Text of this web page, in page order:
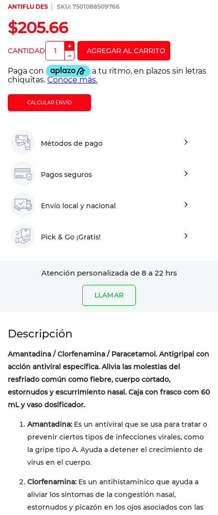
ANTIFLU DES :7501088509766
$205.66
＋
－
CALCULAR ENVÍO
Métodos de pago
Pagos seguros
Envío local y nacional
Pick & Go ¡Gratis!
Atención personalizada de 8 a 22 hrs
LLAMAR
Amantadina / Clorfenamina / Paracetamol. Antigripal con
acción antiviral específica. Alivia las molestias del
resfriado común como fiebre, cuerpo cortado,
estornudos y escurrimiento nasal. Caja con frasco com 60
mL y vaso dosificador.
Amantadina: Es un antiviral que se usa para tratar o
prevenir ciertos tipos de infecciones virales, como
la gripe tipo A. Ayuda a detener el crecimiento de
virus en el cuerpo.
Clorfenamina: Es un antihistamínico que ayuda a
aliviar los síntomas de la congestión nasal,
estornudos y picazón en los ojos asociados con las